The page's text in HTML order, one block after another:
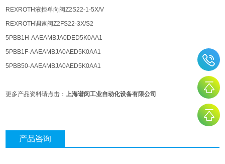
REXROTH液控单向阀Z2S22-1-5X/V
REXROTH调速阀Z2FS22-3X/S2
5PBB1H-AAEAMBJA0DED5K0AA1
5PBB1F-AAEAMBJA0AED5K0AA1
5PBB50-AAEAMBJA0AED5K0AA1
更多产品资料请点击：上海谱闵工业自动化设备有限公司
产品咨询